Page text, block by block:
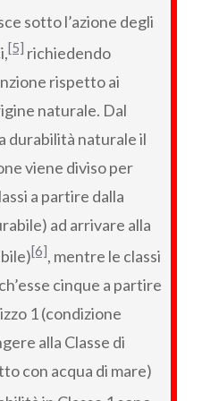
sotto l’azione degli
[5] richiedendo
rispetto ai
naturale. Dal
durabilità naturale il
viene diviso per
a partire dalla
ad arrivare alla
[6], mentre le classi
cinque a partire
1 (condizione
alla Classe di
con acqua di mare)